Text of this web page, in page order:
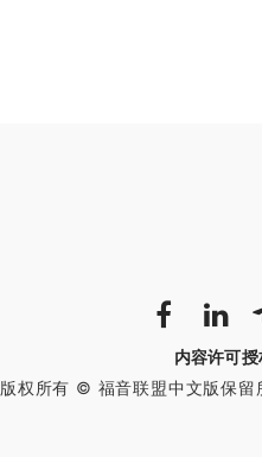
内容许可授
版权所有 © 福音联盟中文版保留